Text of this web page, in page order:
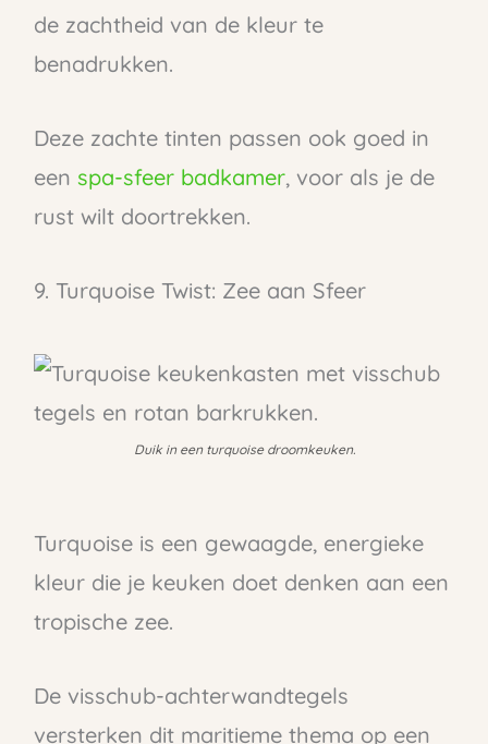
de zachtheid van de kleur te
benadrukken.
Deze zachte tinten passen ook goed in
een spa-sfeer badkamer, voor als je de
rust wilt doortrekken.
9. Turquoise Twist: Zee aan Sfeer
Duik in een turquoise droomkeuken.
Turquoise is een gewaagde, energieke
kleur die je keuken doet denken aan een
tropische zee.
De visschub-achterwandtegels
versterken dit maritieme thema op een